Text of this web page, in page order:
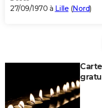
27/09/1970 à Lille (Nord)